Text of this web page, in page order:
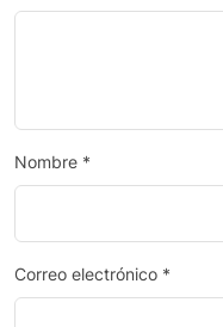
Nombre *
Correo electrónico *